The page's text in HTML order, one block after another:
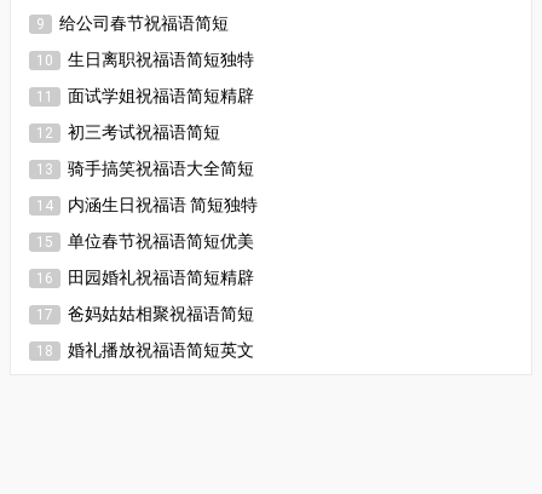
9 给公司春节祝福语简短
10 生日离职祝福语简短独特
11 面试学姐祝福语简短精辟
12 初三考试祝福语简短
13 骑手搞笑祝福语大全简短
14 内涵生日祝福语 简短独特
15 单位春节祝福语简短优美
16 田园婚礼祝福语简短精辟
17 爸妈姑姑相聚祝福语简短
18 婚礼播放祝福语简短英文